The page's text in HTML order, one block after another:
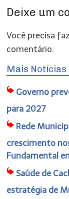
Deixe um
Você precisa
comentário.
Mais Notícias
Governo
para 2027
Rede
crescimento
Fundamental
Saúde de
estratégia de